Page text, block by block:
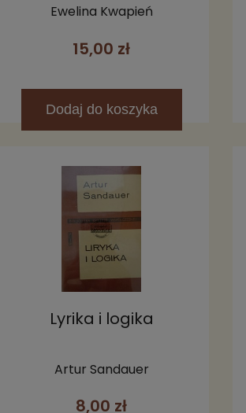
polszczyzny XIX wieku
Ewelina Kwapień
15,00 zł
Dodaj do koszyka
Lyrika i logika
Artur Sandauer
8,00 zł